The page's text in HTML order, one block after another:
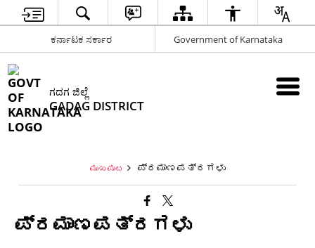
ಕರ್ನಾಟಕ ಸರ್ಕಾರ Government of Karnataka
ಗದಗ ಜಿಲ್ಲೆ
GADAG DISTRICT
ಮುಖಪುಟ ಪ್ರಮಾಣಪತ್ರಗಳು
ಪ್ರಮಾಣಪತ್ರಗಳು